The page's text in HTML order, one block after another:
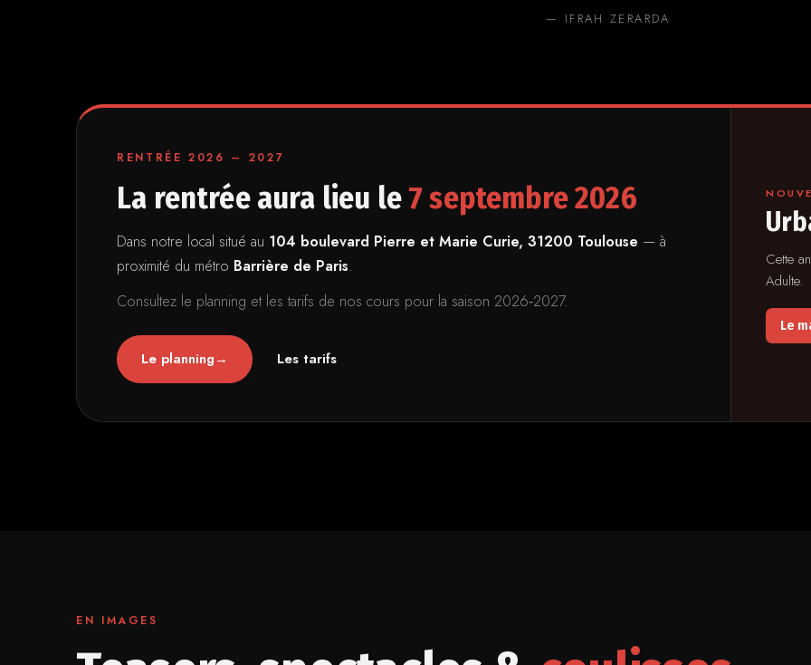
— IFRAH ZERARDA
RENTRÉE 2026 – 2027
La rentrée aura lieu le7 septembre 2026
Dans notre local situé au 104 boulevard Pierre et Marie Curie, 31200 Toulouse — à
proximité du métro Barrière de Paris.
Consultez le planning et les tarifs de nos cours pour la saison 2026‑2027.
Le planning→ Les tarifs
Cette
Adulte.
Le
EN IMAGES